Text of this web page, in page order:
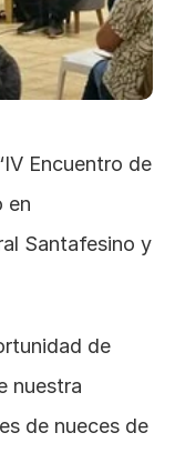
en
Santafesino y
de
nuestra
de nueces de